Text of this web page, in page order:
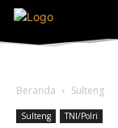
Beranda Sulteng
Sulteng TNI/Polri